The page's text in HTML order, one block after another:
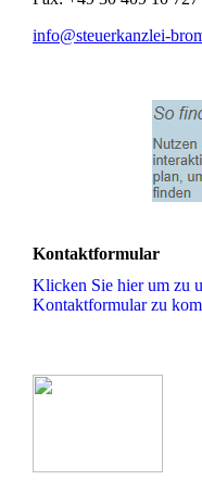
info@steuerkanzlei-
Kontaktformular
Klicken Sie hier um zu
Kon­takt­for­mu­lar zu